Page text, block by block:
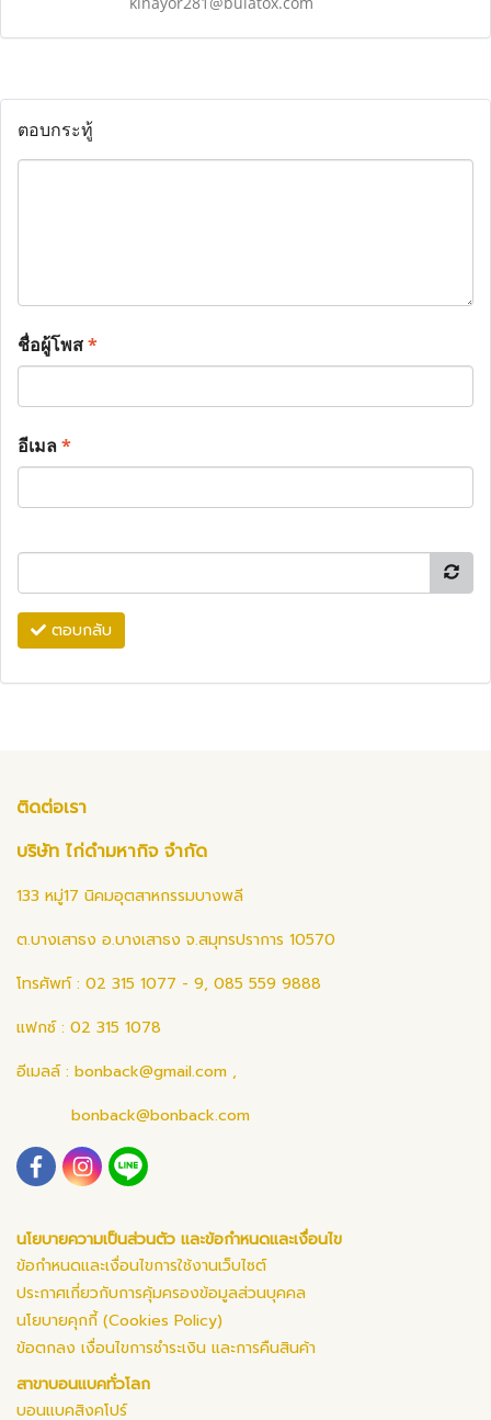
ตอบกระทู้
ชื่อผู้โพส*
อีเมล*
ตอบกลับ
ติดต่อเรา
บริษัท ไก่ดำมหากิจ จำกัด
133 หมู่17 นิคมอุตสาหกรรมบางพลี
ต.บางเสาธง อ.บางเสาธง จ.สมุทรปราการ 10570
โทรศัพท์ : 02 315 1077 - 9, 085 559 9888
แฟกซ์ : 02 315 1078
อีเมลล์ : bonback@gmail.com ,
bonback@bonback.com
นโยบายความเป็นส่วนตัว และข้อกำหนดและเงื่อนไข
ข้อกำหนดและเงื่อนไขการใช้งานเว็บไซต์
ประกาศเกี่ยวกับการคุ้มครองข้อมูลส่วนบุคคล
นโยบายคุกกี้ (Cookies Policy)
ข้อตกลง เงื่อนไขการชำระเงิน และการคืนสินค้า
สาขาบอนแบคทั่วโลก
บอนแบคสิงคโปร์